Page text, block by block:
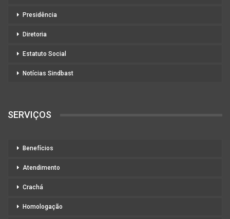
Presidência
Diretoria
Estatuto Social
Notícias Sindbast
SERVIÇOS
Benefícios
Atendimento
Crachá
Homologação